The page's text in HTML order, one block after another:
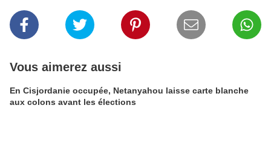
Vous aimerez aussi
En Cisjordanie occupée, Netanyahou laisse carte blanche
aux colons avant les élections